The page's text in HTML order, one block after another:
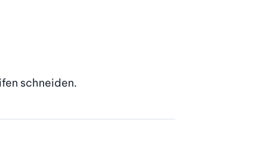
schneiden.